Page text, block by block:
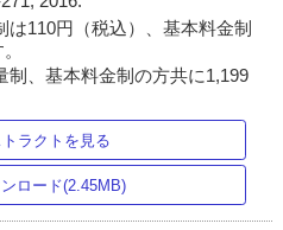
110円（税込）、基本料金制
制、基本料金制の方共に1,199
ラクトを見る
ロード(2.45MB)